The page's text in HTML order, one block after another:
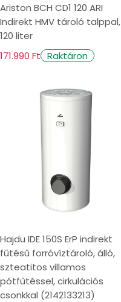
Ariston BCH CD1 120 ARI
Indirekt HMV tároló talppal,
120 liter
171.990 Ft Raktáron
Hajdu IDE 150S ErP indirekt
fűtésű forróvíztároló, álló,
szteatitos villamos
pótfűtéssel, cirkulációs
csonkkal (2142133213)